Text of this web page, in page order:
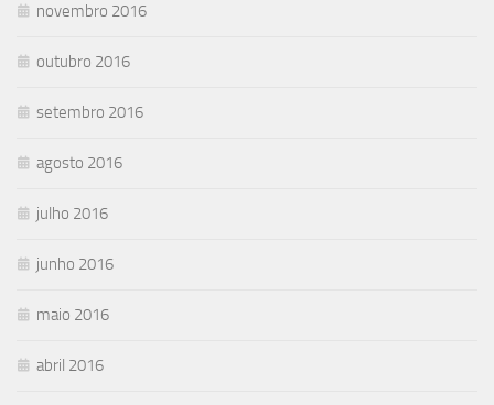
novembro 2016
outubro 2016
setembro 2016
agosto 2016
julho 2016
junho 2016
maio 2016
abril 2016